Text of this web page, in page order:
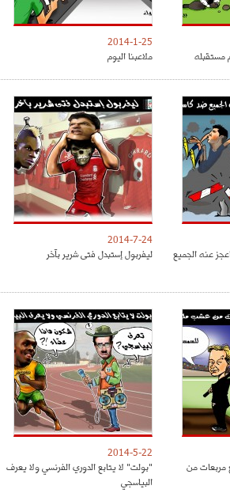
مستقبله
2014-1-25
ملاعبنا اليوم
عنه الجميع
2014-7-24
ليفربول إستبدل فتى شرير بآخر
مربعات من
2014-5-22
"بولت" لا يتابع الدوري الفرنسي ولا يعرف
البياسجي